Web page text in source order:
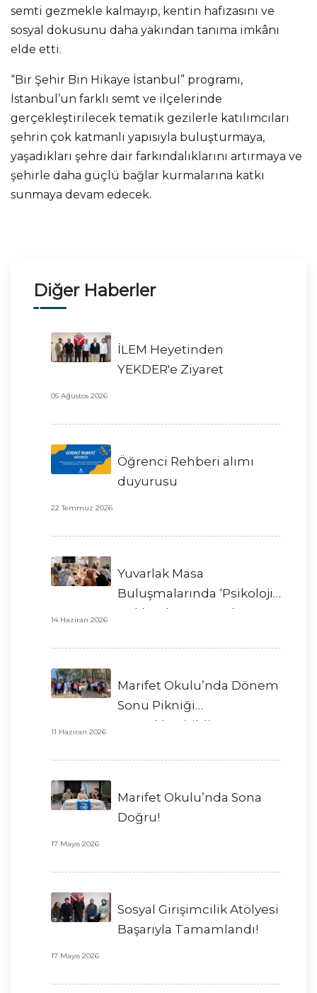
semti gezmekle kalmayıp, kentin hafızasını ve
sosyal dokusunu daha yakından tanıma imkânı
elde etti.
“Bir Şehir Bin Hikaye İstanbul” programı,
İstanbul’un farklı semt ve ilçelerinde
gerçekleştirilecek tematik gezilerle katılımcıları
şehrin çok katmanlı yapısıyla buluşturmaya,
yaşadıkları şehre dair farkındalıklarını artırmaya ve
şehirle daha güçlü bağlar kurmalarına katkı
sunmaya devam edecek.
Diğer Haberler
İLEM Heyetinden
YEKDER'e Ziyaret
05 Ağustos 2026
Öğrenci Rehberi alımı
duyurusu
22 Temmuz 2026
Yuvarlak Masa
Buluşmalarında ‘Psikoloji’
Hakkında Konuştuk
14 Haziran 2026
Marifet Okulu’nda Dönem
Sonu Pikniği
Gerçekleştirildi!
11 Haziran 2026
Marifet Okulu’nda Sona
Doğru!
17 Mayıs 2026
Sosyal Girişimcilik Atölyesi
Başarıyla Tamamlandı!
17 Mayıs 2026